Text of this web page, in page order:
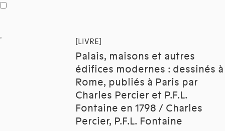
[LIVRE]
Palais, maisons et autres
édifices modernes : dessinés à
Rome, publiés à Paris par
Charles Percier et P.F.L.
Fontaine en 1798 / Charles
Percier, P.F.L. Fontaine